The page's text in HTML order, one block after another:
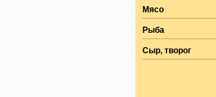
Мясо
Рыба
Сыр, творог